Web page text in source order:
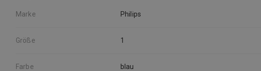
Marke Philips
Größe 1
Farbe blau